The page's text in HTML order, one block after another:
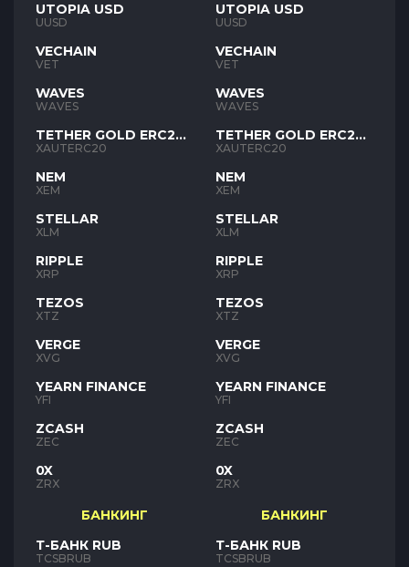
UTOPIA USD
UUSD
VECHAIN
VET
WAVES
WAVES
TETHER GOLD ERC20
XAUT
XAUTERC20
NEM
XEM
STELLAR
XLM
RIPPLE
XRP
TEZOS
XTZ
VERGE
XVG
YEARN FINANCE
YFI
ZCASH
ZEC
0X
ZRX
БАНКИНГ
Т-БАНК RUB
TCSBRUB
UTOPIA USD
UUSD
VECHAIN
VET
WAVES
WAVES
TETHER GOLD ERC20
XAUT
XAUTERC20
NEM
XEM
STELLAR
XLM
RIPPLE
XRP
TEZOS
XTZ
VERGE
XVG
YEARN FINANCE
YFI
ZCASH
ZEC
0X
ZRX
БАНКИНГ
Т-БАНК RUB
TCSBRUB